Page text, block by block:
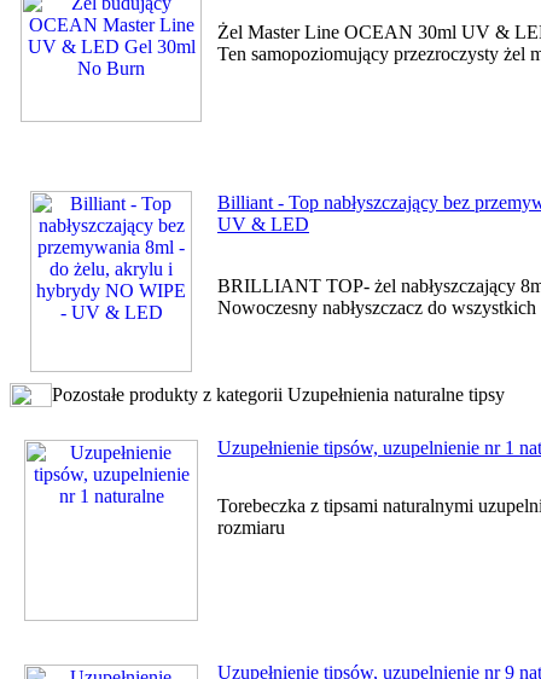
Żel Master Line OCEAN 30ml UV &
Ten samopoziomujący przezroczysty żel
Billiant - Top nabłyszczający bez
UV & LED
BRILLIANT TOP- żel nabłyszczający
Nowoczesny nabłyszczacz do
Pozostałe produkty z kategorii Uzupełnienia naturalne tipsy
Uzupełnienie tipsów, uzupelnienie nr 1
Torebeczka z tipsami naturalnymi
rozmiaru
Uzupełnienie tipsów, uzupelnienie nr 9